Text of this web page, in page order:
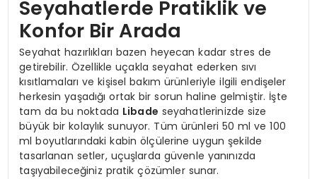
Seyahatlerde Pratiklik ve
Konfor Bir Arada
Seyahat hazırlıkları bazen heyecan kadar stres de
getirebilir. Özellikle uçakla seyahat ederken sıvı
kısıtlamaları ve kişisel bakım ürünleriyle ilgili endişeler
herkesin yaşadığı ortak bir sorun haline gelmiştir. İşte
tam da bu noktada Libade seyahatlerinizde size
büyük bir kolaylık sunuyor. Tüm ürünleri 50 ml ve 100
ml boyutlarındaki kabin ölçülerine uygun şekilde
tasarlanan setler, uçuşlarda güvenle yanınızda
taşıyabileceğiniz pratik çözümler sunar.